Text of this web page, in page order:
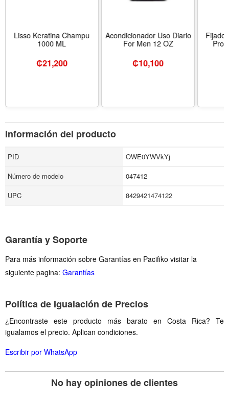
Lisso Keratina Champu
1000 ML
₡21,200
Acondicionador Uso Diario
For Men 12 OZ
₡10,100
Información del producto
PID
OWE0YWVkYj
Número de modelo
047412
UPC
8429421474122
Garantía y Soporte
Para más información sobre Garantías en Pacifiko visitar la
siguiente pagina: Garantías
Política de Igualación de Precios
¿Encontraste este producto más barato en Costa Rica? Te
igualamos el precio. Aplican condiciones.
Escribir por WhatsApp
No hay opiniones de clientes